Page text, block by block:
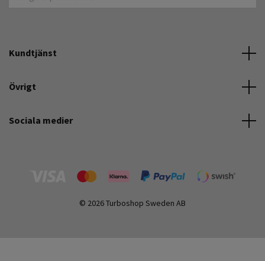
Kundtjänst
Övrigt
Sociala medier
© 2026 Turboshop Sweden AB